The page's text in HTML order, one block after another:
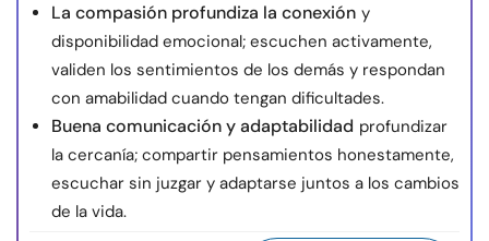
La compasión profundiza la conexión y
disponibilidad emocional; escuchen activamente,
validen los sentimientos de los demás y respondan
con amabilidad cuando tengan dificultades.
Buena comunicación y adaptabilidad profundizar
la cercanía; compartir pensamientos honestamente,
escuchar sin juzgar y adaptarse juntos a los cambios
de la vida.